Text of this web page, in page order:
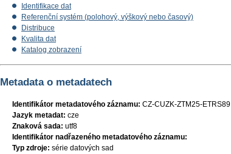
Identifikace dat
Referenční systém (polohový, výškový nebo časový)
Distribuce
Kvalita dat
Katalog zobrazení
Metadata o metadatech
Identifikátor metadatového záznamu: CZ-CUZK-ZTM25-ETRS89
Jazyk metadat: cze
Znaková sada: utf8
Identifikátor nadřazeného metadatového záznamu:
Typ zdroje: série datových sad